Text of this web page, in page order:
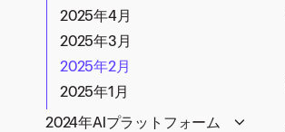
2025年4月
2025年3月
2025年2月
2025年1月
2024年AIプラットフォーム